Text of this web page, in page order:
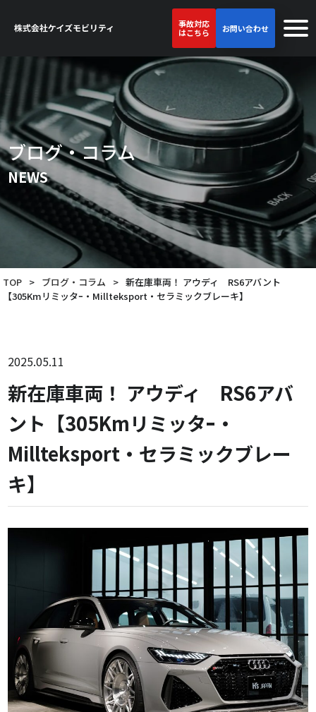
事故対応
はこちら
お問い合わせ
ブログ・コラム
NEWS
TOP > ブログ・コラム > 新在庫車両！ アウディ RS6アバント
【305Kmリミッタｰ・Millteksport・セラミックブレーキ】
2025.05.11
新在庫車両！ アウディ RS6アバ
ント【305Kmリミッタｰ・
Millteksport・セラミックブレー
キ】